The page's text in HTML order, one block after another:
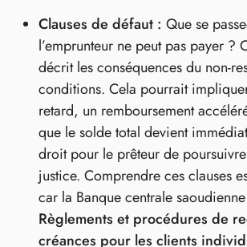
Clauses de défaut : Que se
l’emprunteur ne peut pas payer ?
décrit les conséquences du non-
conditions. Cela pourrait
retard, un remboursement
que le solde total devient
droit pour le prêteur de
justice. Comprendre ces clauses
car la Banque centrale
Règlements et procédures de
créances pour les clients